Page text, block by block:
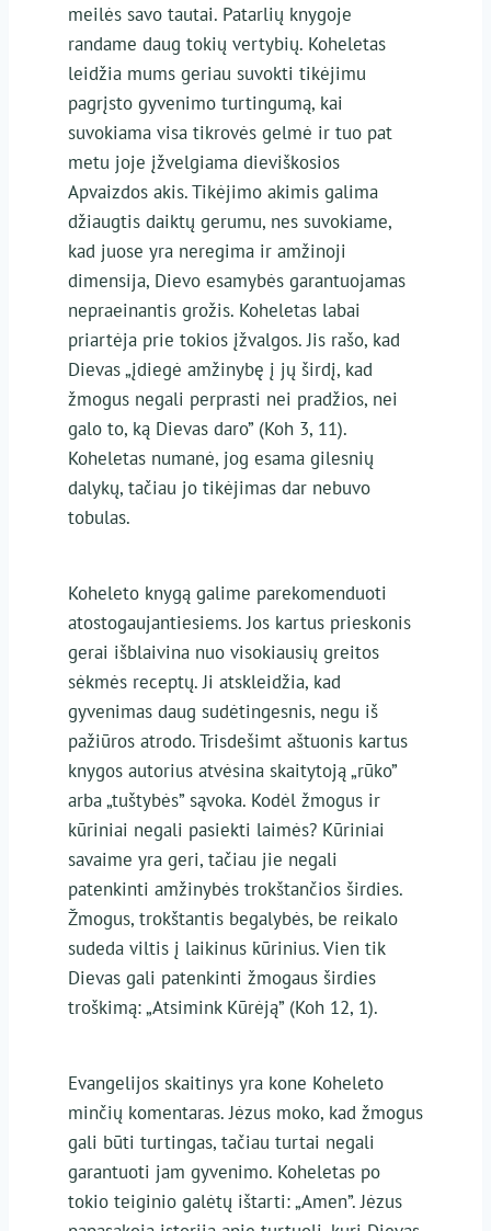
meilės savo tautai. Patarlių knygoje
randame daug tokių vertybių. Koheletas
leidžia mums geriau suvokti tikėjimu
pagrįsto gyvenimo turtingumą, kai
suvokiama visa tikrovės gelmė ir tuo pat
metu joje įžvelgiama dieviškosios
Apvaizdos akis. Tikėjimo akimis galima
džiaugtis daiktų gerumu, nes suvokiame,
kad juose yra neregima ir amžinoji
dimensija, Dievo esamybės garantuojamas
nepraeinantis grožis. Koheletas labai
priartėja prie tokios įžvalgos. Jis rašo, kad
Dievas „įdiegė amžinybę į jų širdį, kad
žmogus negali perprasti nei pradžios, nei
galo to, ką Dievas daro” (Koh 3, 11).
Koheletas numanė, jog esama gilesnių
dalykų, tačiau jo tikėjimas dar nebuvo
tobulas.
Koheleto knygą galime parekomenduoti
atostogaujantiesiems. Jos kartus prieskonis
gerai išblaivina nuo visokiausių greitos
sėkmės receptų. Ji atskleidžia, kad
gyvenimas daug sudėtingesnis, negu iš
pažiūros atrodo. Trisdešimt aštuonis kartus
knygos autorius atvėsina skaitytoją „rūko”
arba „tuštybės” sąvoka. Kodėl žmogus ir
kūriniai negali pasiekti laimės? Kūriniai
savaime yra geri, tačiau jie negali
patenkinti amžinybės trokštančios širdies.
Žmogus, trokštantis begalybės, be reikalo
sudeda viltis į laikinus kūrinius. Vien tik
Dievas gali patenkinti žmogaus širdies
troškimą: „Atsimink Kūrėją” (Koh 12, 1).
Evangelijos skaitinys yra kone Koheleto
minčių komentaras. Jėzus moko, kad žmogus
gali būti turtingas, tačiau turtai negali
garantuoti jam gyvenimo. Koheletas po
tokio teiginio galėtų ištarti: „Amen”. Jėzus